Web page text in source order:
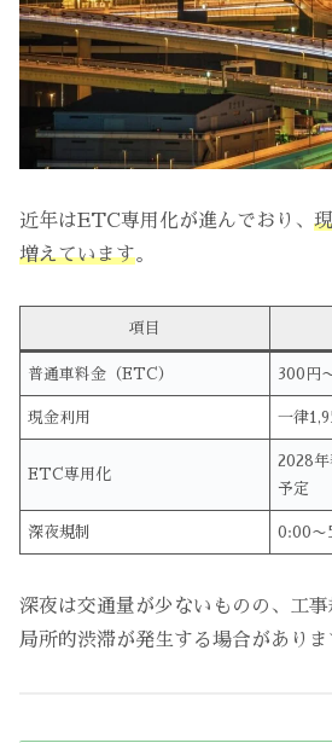
近年はETC専用化が進んでおり、
増えています。
項目
普通車料金（ETC） 300円
現金利用 一律
ETC専用化
2028
予定
深夜規制 0:00〜
深夜は交通量が少ないものの、工
局所的渋滞が発生する場合がありま